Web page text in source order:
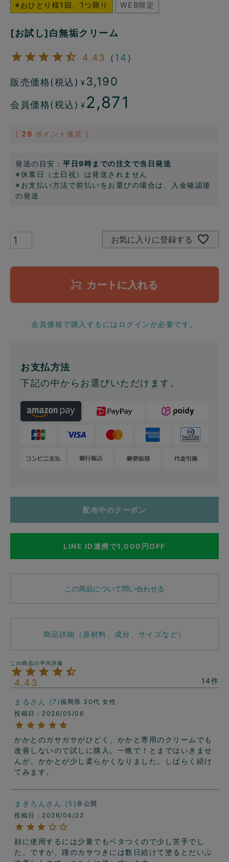
※おひとり様1回、1つ限り WEB限定
[お試し]白無垢クリーム
4.43 （ 14 ）
販売価格(税込) ¥ 3,190
会員価格(税込) ¥ 2,871
[ 29 ポイント進呈 ]
発送の目安： 平日9時までの注文で当日発送
※休業日（土日祝）は発送されません
※お支払い方法で前払いをお選びの場合は、入金確認後
の発送
お気に入りに登録する
カートに入れる
会員価格で購入するにはログインが必要です。
お支払方法
下記の中からお選びいただけます。
配布中のクーポン
LINE ID連携で1,000円OFF
この商品について問い合わせる
商品詳細（原材料、成分、サイズなど）
4.43 14
まる 7 福岡県 30代 女性
投稿日
2026/05/06
かかとのガサガサがひどく、かかと専用のクリームでも
改善しないので試しに購入。一晩で！とまではいきませ
んが、かかとが少し柔らかくなりました。しばらく続け
てみます。
まきろん 5 非公開
投稿日
2026/04/22
顔に使用するには少量でもベタつくので少し苦手でし
た。ですが、踵のカサつきには数日続けて塗るとだいぶ